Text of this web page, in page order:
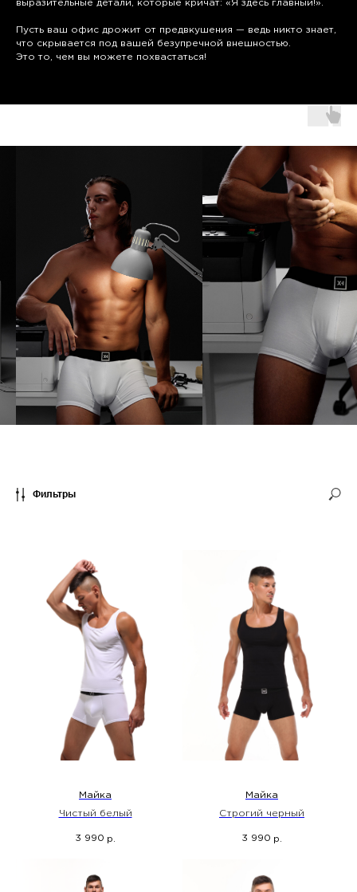
выразительные детали, которые кричат: «Я здесь главный!».
Пусть ваш офис дрожит от предвкушения — ведь никто знает,
что скрывается под вашей безупречной внешностью.
Это то, чем вы можете похвастаться!
Фильтры
Майка
Чистый белый
3 990 р.
Майка
Строгий черный
3 990 р.